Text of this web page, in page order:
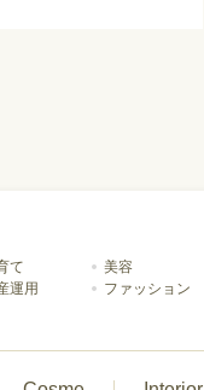
て 美容
運用 ファッション